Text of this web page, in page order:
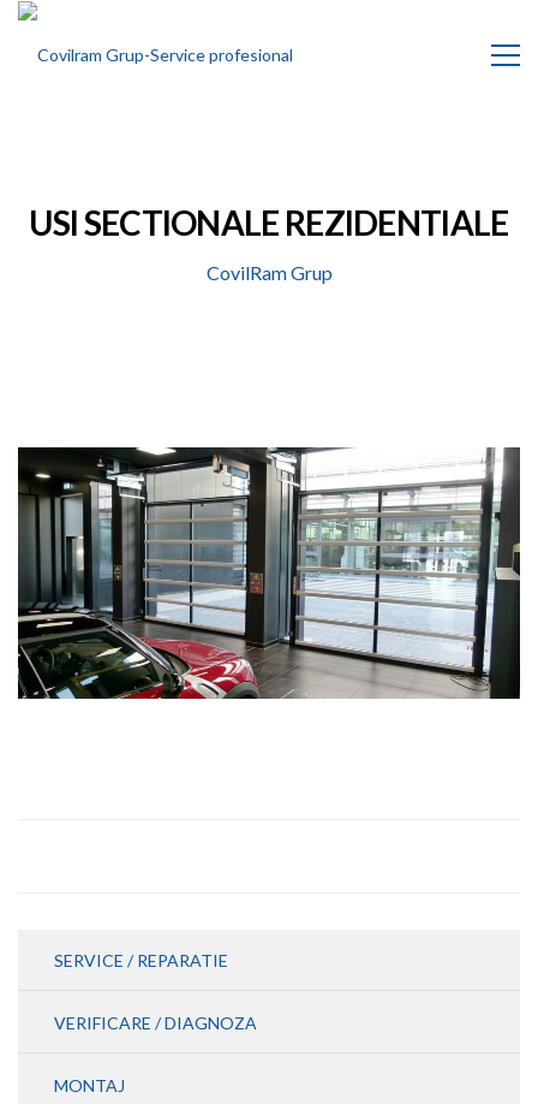
USI SECTIONALE REZIDENTIALE
CovilRam Grup
SERVICE / REPARATIE
VERIFICARE / DIAGNOZA
MONTAJ